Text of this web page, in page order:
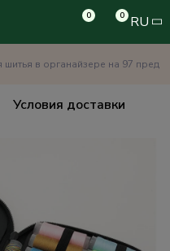
0 0 RU
в органайзере на 97
Условия доставки